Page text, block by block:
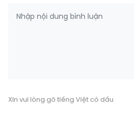
Xin vui lòng gõ tiếng Việt có dấu